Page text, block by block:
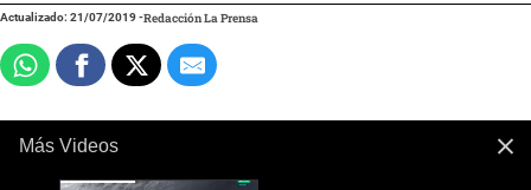
Actualizado: 21/07/2019-Redacción La Prensa
Más Videos